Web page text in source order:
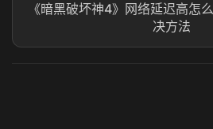
《暗黑破坏神4》网络延迟高怎
决方法